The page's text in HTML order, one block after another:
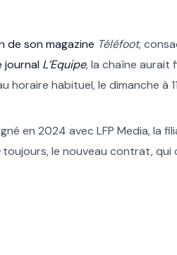
de son magazine Téléfoot,
journal L’Equipe, la chaîne aurait
habituel, le dimanche à
en 2024 avec LFP Media, la
toujours, le nouveau contrat, qui